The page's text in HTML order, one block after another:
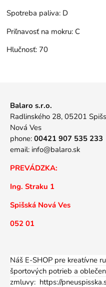
Spotreba paliva: D
Priľnavosť na mokru: C
Hlučnosť: 70
Balaro s.r.o.
Radlinského 28, 05201
Nová Ves
phone: 00421 907 535 233
email: info@balaro.sk
PREVÁDZKA:
Ing. Straku 1
Spišská Nová Ves
052 01
Náš E-SHOP pre
športových potrieb a
zmluvy: https://